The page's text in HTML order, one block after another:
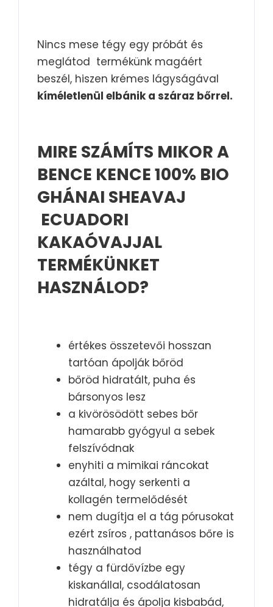
Nincs mese tégy egy próbát és
meglátod termékünk magáért
beszél, hiszen krémes lágyságával
kíméletlenül elbánik a száraz bőrrel.
MIRE SZÁMÍTS MIKOR A
BENCE KENCE 100% BIO
GHÁNAI SHEAVAJ
ECUADORI
KAKAÓVAJJAL
TERMÉKÜNKET
HASZNÁLOD?
értékes összetevői hosszan
tartóan ápolják bőröd
bőröd hidratált, puha és
bársonyos lesz
a kivörösödött sebes bőr
hamarabb gyógyul a sebek
felszívódnak
enyhiti a mimikai ráncokat
azáltal, hogy serkenti a
kollagén termelődését
nem dugítja el a tág pórusokat
ezért zsíros , pattanásos bőre is
használhatod
tégy a fürdővízbe egy
kiskanállal, csodálatosan
hidratálja és ápolja kisbabád,